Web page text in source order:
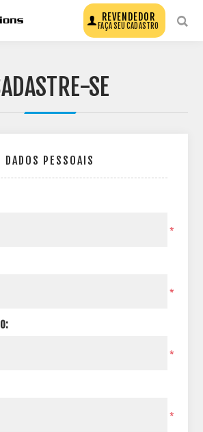
REVENDEDOR
FAÇA SEU CADASTRO
SE
DADOS PESSOAIS
*
*
*
*